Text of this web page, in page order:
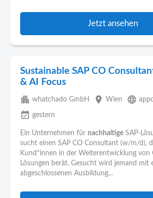
Jetzt ansehen
Sustainable SAP CO
& AI Focus
apartment whatchado GmbH place Wien language
event_available gestern
Ein Unternehmen für nachhaltige SAP-
sucht einen SAP CO Consultant (w/m/d),
Kund*innen in der Weiterentwicklung von
Lösungen berät. Gesucht wird jemand mit
abgeschlossenen Ausbildung...